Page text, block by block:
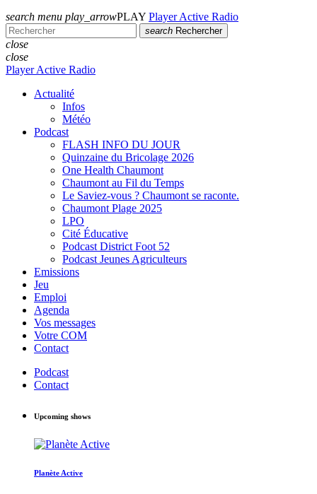
search menu play_arrowPLAY Player Active Radio
search Rechercher
close
close
Player Active Radio
Actualité
Infos
Météo
Podcast
FLASH INFO DU JOUR
Quinzaine du Bricolage 2026
One Health Chaumont
Chaumont au Fil du Temps
Le Saviez-vous ? Chaumont se raconte.
Chaumont Plage 2025
LPO
Cité Éducative
Podcast District Foot 52
Podcast Jeunes Agriculteurs
Emissions
Jeu
Emploi
Agenda
Vos messages
Votre COM
Contact
Podcast
Contact
Upcoming shows
Planète Active